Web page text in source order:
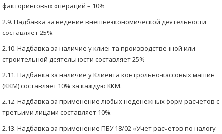
факторинговых операций – 10%
2.9. Надбавка за ведение внешнеэкономической деятельности
составляет 25%.
2.10. Надбавка за наличие у клиента производственной или
строительной деятельности составляет 25%
2.11. Надбавка за наличие у Клиента контрольно-кассовых машин
(ККМ) составляет 10% за каждую ККМ.
2.12. Надбавка за применение любых неденежных форм расчетов с
третьими лицами составляет 10%.
2.13. Надбавка за применение ПБУ 18/02 «Учет расчетов по налогу